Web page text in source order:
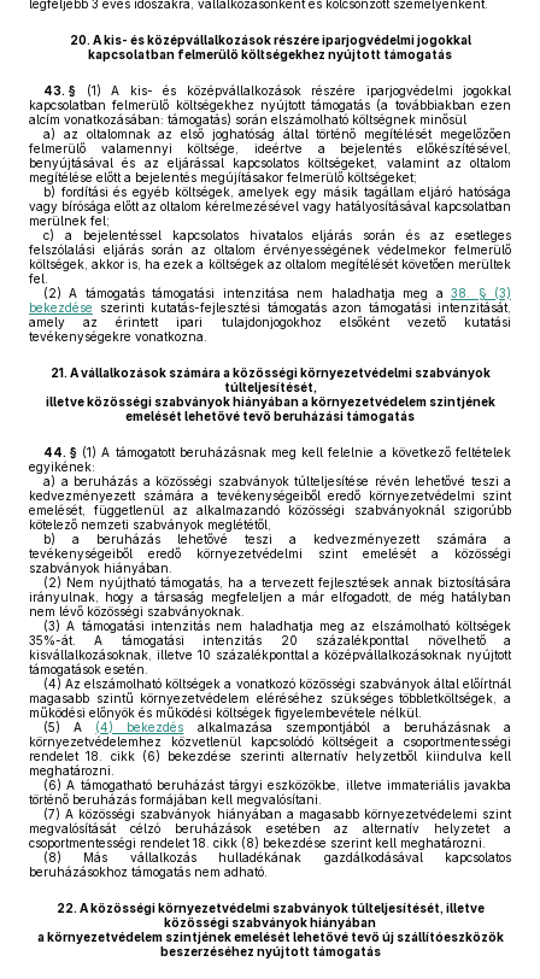
legfeljebb 3 éves időszakra, vállalkozásonként és kölcsönzött személyenként.
20. A kis- és középvállalkozások részére iparjogvédelmi jogokkal
kapcsolatban felmerülő költségekhez nyújtott támogatás
43. § (1) A kis- és középvállalkozások részére iparjogvédelmi jogokkal
kapcsolatban felmerülő költségekhez nyújtott támogatás (a továbbiakban ezen
alcím vonatkozásában: támogatás) során elszámolható költségnek minősül
a) az oltalomnak az első joghatóság által történő megítélését megelőzően
felmerülő valamennyi költsége, ideértve a bejelentés előkészítésével,
benyújtásával és az eljárással kapcsolatos költségeket, valamint az oltalom
megítélése előtt a bejelentés megújításakor felmerülő költségeket;
b) fordítási és egyéb költségek, amelyek egy másik tagállam eljáró hatósága
vagy bírósága előtt az oltalom kérelmezésével vagy hatályosításával kapcsolatban
merülnek fel;
c) a bejelentéssel kapcsolatos hivatalos eljárás során és az esetleges
felszólalási eljárás során az oltalom érvényességének védelmekor felmerülő
költségek, akkor is, ha ezek a költségek az oltalom megítélését követően merültek
fel.
(2) A támogatás támogatási intenzitása nem haladhatja meg a38. § (3)
bekezdése szerinti kutatás-fejlesztési támogatás azon támogatási intenzitását,
amely az érintett ipari tulajdonjogokhoz elsőként vezető kutatási
tevékenységekre vonatkozna.
21. A vállalkozások számára a közösségi környezetvédelmi szabványok
túlteljesítését,
illetve közösségi szabványok hiányában a környezetvédelem szintjének
emelését lehetővé tevő beruházási támogatás
44. § (1) A támogatott beruházásnak meg kell felelnie a következő feltételek
egyikének:
a) a beruházás a közösségi szabványok túlteljesítése révén lehetővé teszi a
kedvezményezett számára a tevékenységeiből eredő környezetvédelmi szint
emelését, függetlenül az alkalmazandó közösségi szabványoknál szigorúbb
kötelező nemzeti szabványok meglététől,
b) a beruházás lehetővé teszi a kedvezményezett számára a
tevékenységeiből eredő környezetvédelmi szint emelését a közösségi
szabványok hiányában.
(2) Nem nyújtható támogatás, ha a tervezett fejlesztések annak biztosítására
irányulnak, hogy a társaság megfeleljen a már elfogadott, de még hatályban
nem lévő közösségi szabványoknak.
(3) A támogatási intenzitás nem haladhatja meg az elszámolható költségek
35%-át. A támogatási intenzitás 20 százalékponttal növelhető a
kisvállalkozásoknak, illetve 10 százalékponttal a középvállalkozásoknak nyújtott
támogatások esetén.
(4) Az elszámolható költségek a vonatkozó közösségi szabványok által előírtnál
magasabb szintű környezetvédelem eléréséhez szükséges többletköltségek, a
működési előnyök és működési költségek figyelembevétele nélkül.
(5) A (4) bekezdés alkalmazása szempontjából a beruházásnak a
környezetvédelemhez közvetlenül kapcsolódó költségeit a csoportmentességi
rendelet 18. cikk (6) bekezdése szerinti alternatív helyzetből kiindulva kell
meghatározni.
(6) A támogatható beruházást tárgyi eszközökbe, illetve immateriális javakba
történő beruházás formájában kell megvalósítani.
(7) A közösségi szabványok hiányában a magasabb környezetvédelemi szint
megvalósítását célzó beruházások esetében az alternatív helyzetet a
csoportmentességi rendelet 18. cikk (8) bekezdése szerint kell meghatározni.
(8) Más vállalkozás hulladékának gazdálkodásával kapcsolatos
beruházásokhoz támogatás nem adható.
22. A közösségi környezetvédelmi szabványok túlteljesítését, illetve
közösségi szabványok hiányában
a környezetvédelem szintjének emelését lehetővé tevő új szállítóeszközök
beszerzéséhez nyújtott támogatás